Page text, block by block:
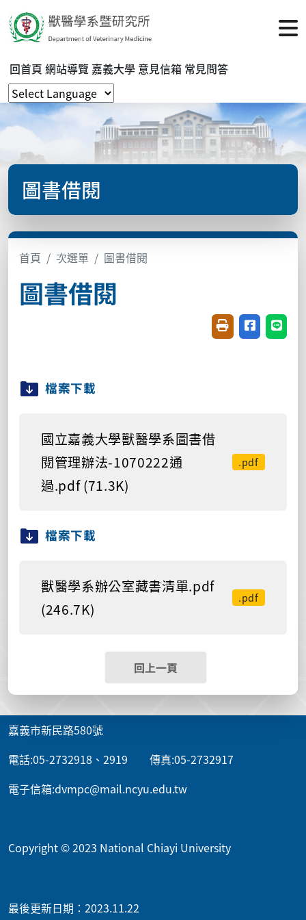
回首頁 網站導覽 嘉義大學 意見信箱 常見問答
圖書借閱
首頁 次選單 圖書借閱
圖書借閱
友善列印(開新視
分享至臉書
分享
檔案下載
國立嘉義大學獸醫學系圖書借
閱管理辦法-1070222通
過.pdf (71.3K)
.pdf
檔案下載
獸醫學系辦公室藏書清單.pdf
(246.7K)
.pdf
回上一頁
嘉義市新民路580號
電話:05-2732918、2919 傳真:05-2732917
電子信箱:dvmpc@mail.ncyu.edu.tw
Copyright © 2023 National Chiayi University
最後更新日期：2023.11.22